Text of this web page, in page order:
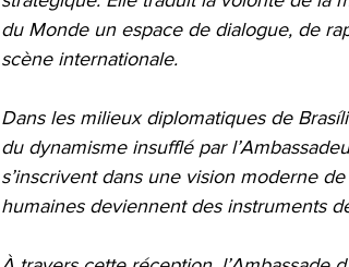
du Monde un espace de dialogue, de
scène internationale.
Dans les milieux diplomatiques de
du dynamisme insufflé par
s’inscrivent dans une vision moderne
humaines deviennent des instruments